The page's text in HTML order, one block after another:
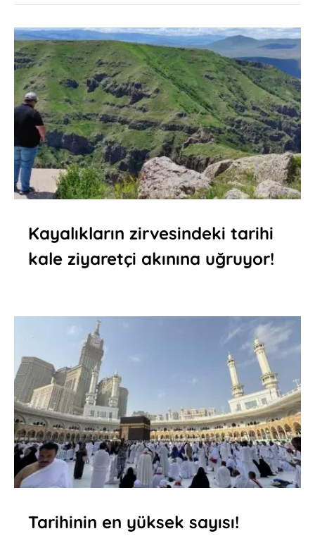
Kayalıkların zirvesindeki tarihi
kale ziyaretçi akınına uğruyor!
Tarihinin en yüksek sayısı!